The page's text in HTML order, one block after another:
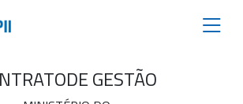
DE GESTÃO